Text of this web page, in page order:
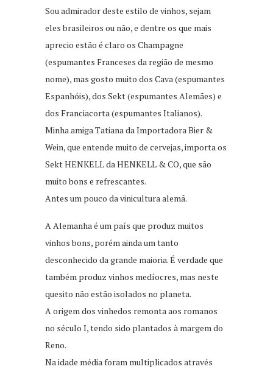
Sou admirador deste estilo de vinhos, sejam
eles brasileiros ou não, e dentre os que mais
aprecio estão é claro os Champagne
(espumantes Franceses da região de mesmo
nome), mas gosto muito dos Cava (espumantes
Espanhóis), dos Sekt (espumantes Alemães) e
dos Franciacorta (espumantes Italianos).
Minha amiga Tatiana da Importadora Bier &
Wein, que entende muito de cervejas, importa os
Sekt HENKELL da HENKELL & CO, que são
muito bons e refrescantes.
Antes um pouco da vinicultura alemã.
A Alemanha é um país que produz muitos
vinhos bons, porém ainda um tanto
desconhecido da grande maioria. É verdade que
também produz vinhos medíocres, mas neste
quesito não estão isolados no planeta.
A origem dos vinhedos remonta aos romanos
no século I, tendo sido plantados à margem do
Reno.
Na idade média foram multiplicados através